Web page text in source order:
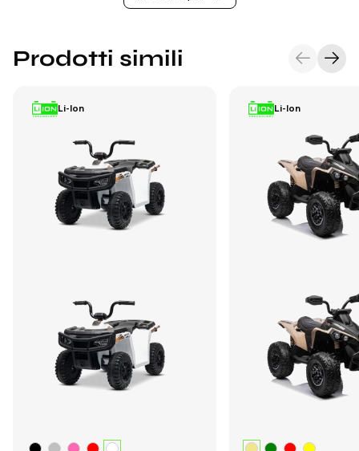
Prodotti simili
Li-Ion Li-Ion